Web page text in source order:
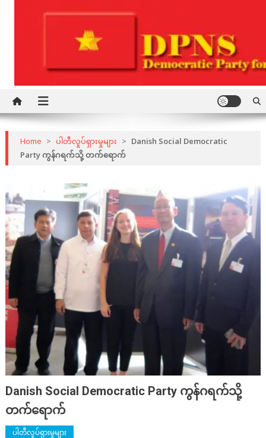
DPNS
Home > ပါတီလှုပ်ရှားမှုများ > Danish Social Democratic
Party ကွန်ဂရက်သို့ တက်ရောက်
Danish Social Democratic Party ကွန်ဂရက်သို့
တက်ရောက်
ပါတီလှုပ်ရှားမှုများ